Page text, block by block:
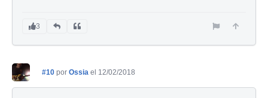
3
#10 por Ossia el 12/02/2018